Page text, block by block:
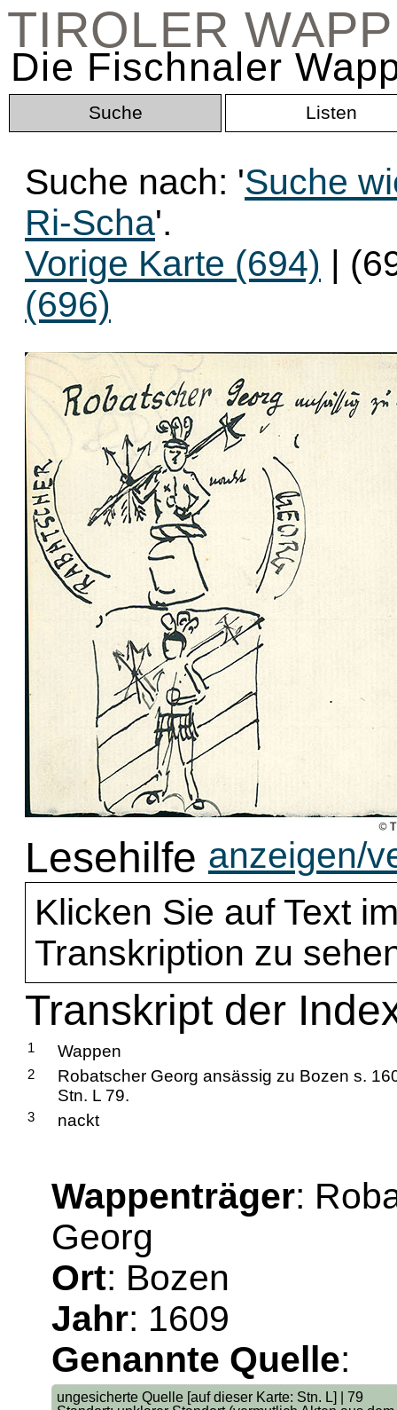
TIROLER
Die Fischnaler
Suche Listen
Suche nach: 'Suche
Ri-Scha'.
Vorige Karte (694) |
(696)
Lesehilfe anzeigen/
Klicken Sie auf Text
Transkription zu
Transkript der
1 Wappen
2
Robatscher Georg ansässig zu Bozen s.
Stn. L 79.
3 nackt
Wappenträger:
Georg
Ort: Bozen
Jahr: 1609
Genannte Quelle:
ungesicherte Quelle [auf dieser Karte: Stn. L] | 79